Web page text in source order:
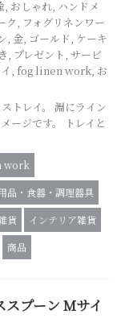
, おしゃれ, ハンドメ
ク, フォグリネンワー
, 金, ゴールド, ケーキ
, プレゼント, サービ
, fog linen work, お
トレイ。 淵にライン
ージです。 トレイと
work
品・食器・調理器具
貨
インテリア雑貨
商品
プーン Mサイ